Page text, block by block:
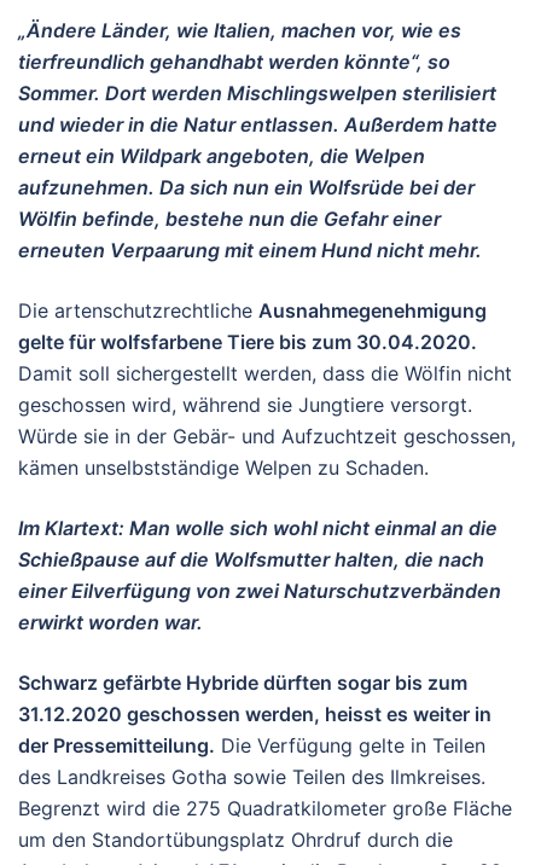
„Ändere Länder, wie Italien, machen vor, wie es
tierfreundlich gehandhabt werden könnte“, so
Sommer. Dort werden Mischlingswelpen sterilisiert
und wieder in die Natur entlassen. Außerdem hatte
erneut ein Wildpark angeboten, die Welpen
aufzunehmen. Da sich nun ein Wolfsrüde bei der
Wölfin befinde, bestehe nun die Gefahr einer
erneuten Verpaarung mit einem Hund nicht mehr.
Die artenschutzrechtliche Ausnahmegenehmigung
gelte für wolfsfarbene Tiere bis zum 30.04.2020.
Damit soll sichergestellt werden, dass die Wölfin nicht
geschossen wird, während sie Jungtiere versorgt.
Würde sie in der Gebär- und Aufzuchtzeit geschossen,
kämen unselbstständige Welpen zu Schaden.
Im Klartext: Man wolle sich wohl nicht einmal an die
Schießpause auf die Wolfsmutter halten, die nach
einer Eilverfügung von zwei Naturschutzverbänden
erwirkt worden war.
Schwarz gefärbte Hybride dürften sogar bis zum
31.12.2020 geschossen werden, heisst es weiter in
der Pressemitteilung. Die Verfügung gelte in Teilen
des Landkreises Gotha sowie Teilen des Ilmkreises.
Begrenzt wird die 275 Quadratkilometer große Fläche
um den Standortübungsplatz Ohrdruf durch die